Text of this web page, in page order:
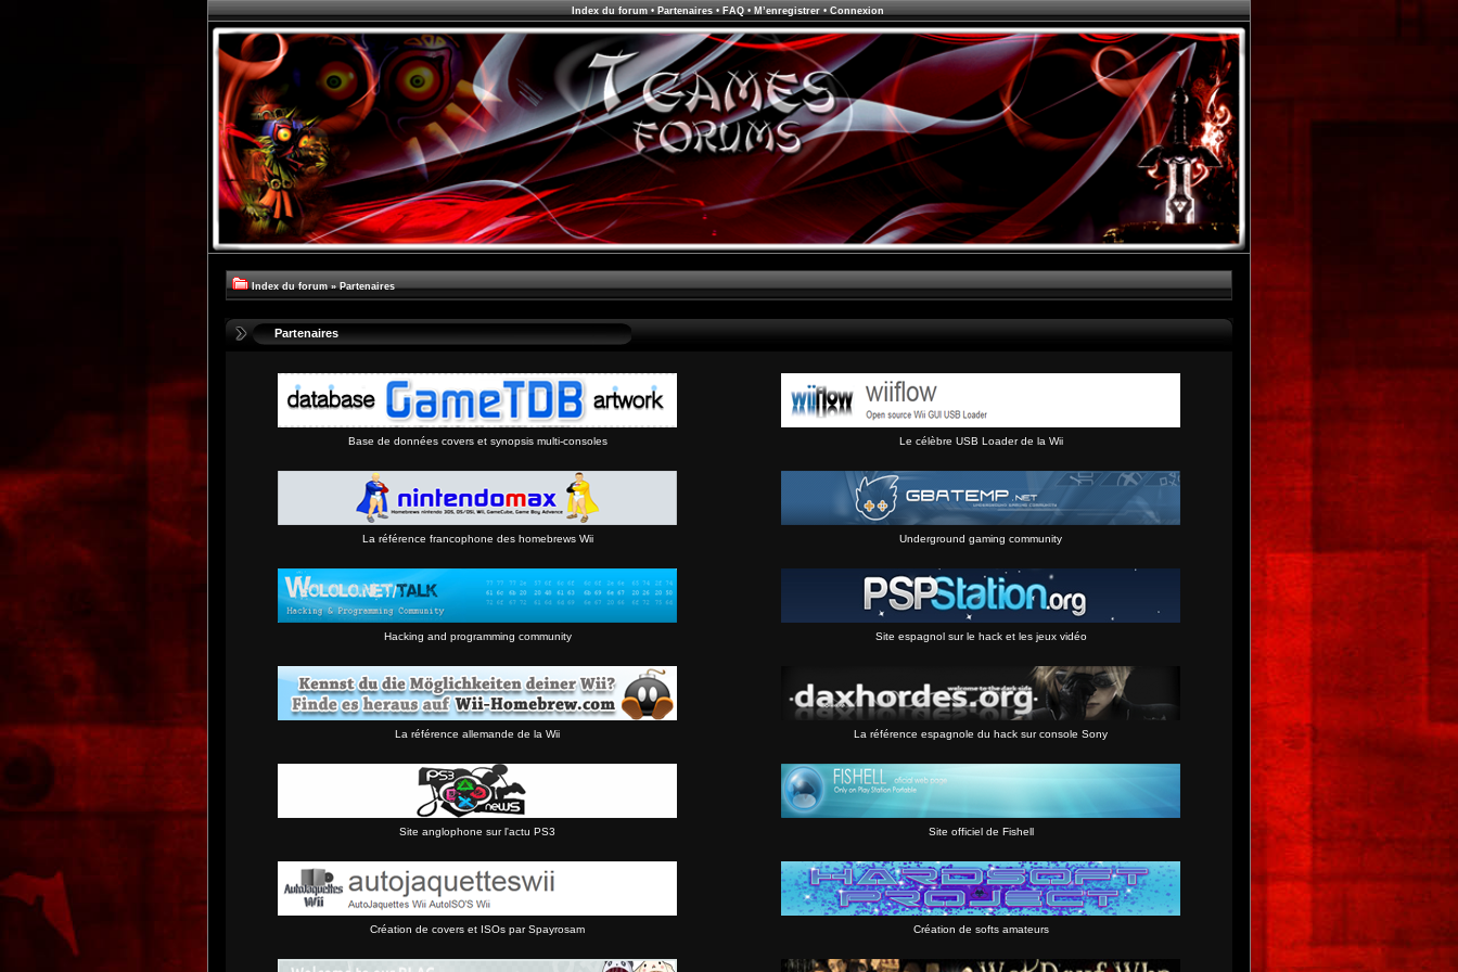
Index du forum• Partenaires• FAQ• M’enregistrer• Connexion
Index du forum » Partenaires
Partenaires
Base de données covers et synopsis multi-consoles Le célèbre USB Loader de la Wii
La référence francophone des homebrews Wii Underground gaming community
Hacking and programming community Site espagnol sur le hack et les jeux vidéo
La référence allemande de la Wii La référence espagnole du hack sur console Sony
Site anglophone sur l'actu PS3 Site officiel de Fishell
Création de covers et ISOs par Spayrosam Création de softs amateurs